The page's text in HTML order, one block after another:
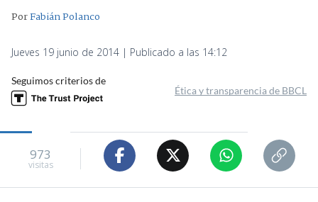
PorFabián Polanco
Jueves 19 junio de 2014 | Publicado a las 14:12
Seguimos criterios de
Ética y transparencia de BBCL
973
visitas